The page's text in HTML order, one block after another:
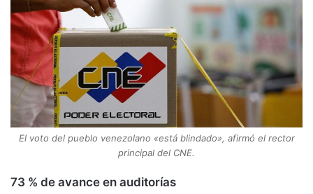
El voto del pueblo venezolano «está blindado», afirmó el rector
principal del CNE.
73 % de avance en auditorías